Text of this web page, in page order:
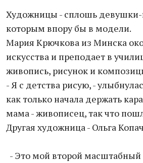
Художницы - сплошь девушки-
которым впору бы в модели.
Мария Крючкова из Минска
искусства и преподает в
живопись, рисунок и
- Я с детства рисую, -
как только начала держать
мама - живописец, так что
Другая художница - Ольга
- Это мой второй масштабный